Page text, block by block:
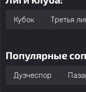
Кубок Третья
Популярные
Дузчеспор